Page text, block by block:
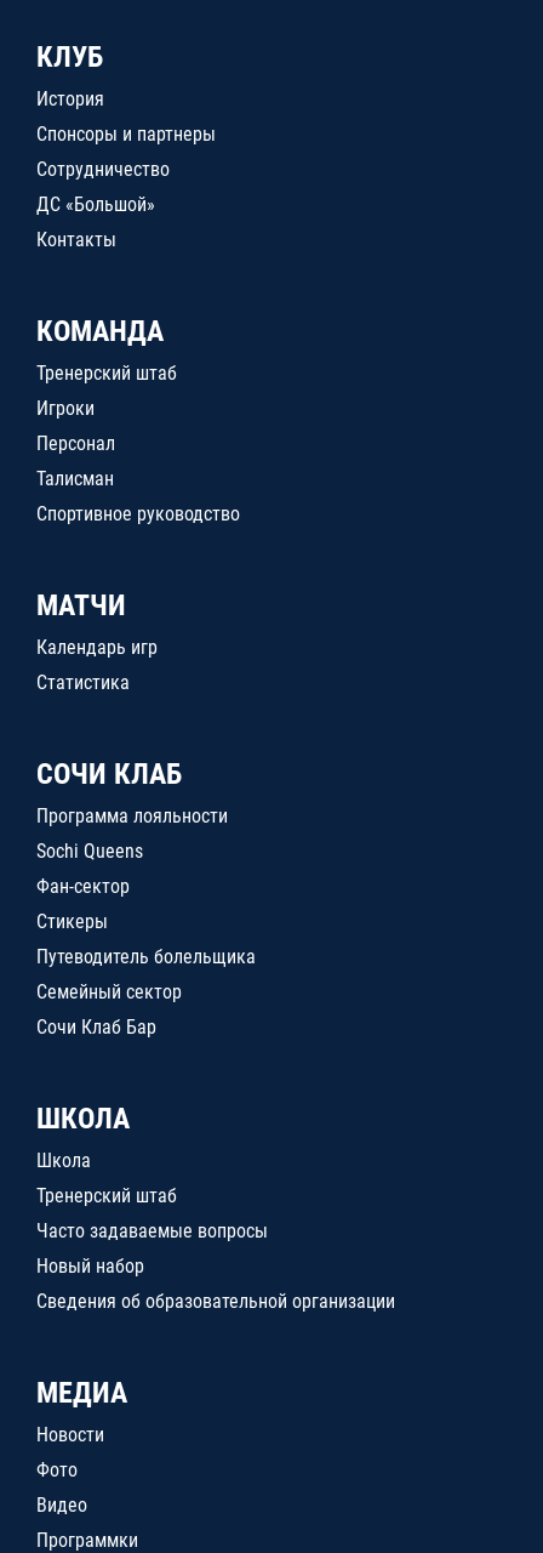
КЛУБ
История
Спонсоры и партнеры
Сотрудничество
ДС «Большой»
Контакты
КОМАНДА
Тренерский штаб
Игроки
Персонал
Талисман
Спортивное руководство
МАТЧИ
Календарь игр
Статистика
СОЧИ КЛАБ
Программа лояльности
Sochi Queens
Фан-сектор
Стикеры
Путеводитель болельщика
Семейный сектор
Сочи Клаб Бар
ШКОЛА
Школа
Тренерский штаб
Часто задаваемые вопросы
Новый набор
Сведения об образовательной организации
МЕДИА
Новости
Фото
Видео
Программки